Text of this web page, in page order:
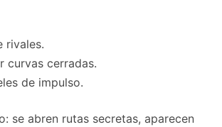
rivales.
curvas cerradas.
de impulso.
se abren rutas secretas, aparecen